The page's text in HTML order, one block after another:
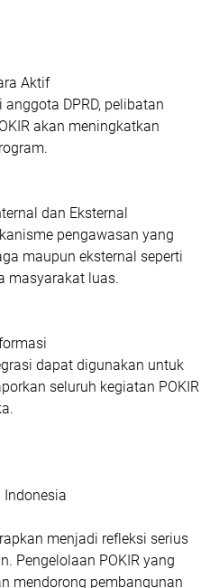
Aktif
DPRD, pelibatan
akan meningkatkan
dan Eksternal
pengawasan yang
maupun eksternal seperti
masyarakat luas.
dapat digunakan untuk
seluruh kegiatan POKIR
Indonesia
menjadi refleksi serius
Pengelolaan POKIR yang
mendorong pembangunan